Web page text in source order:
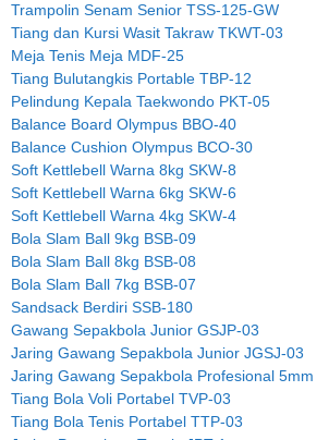
Trampolin Senam Senior TSS-125-GW
Tiang dan Kursi Wasit Takraw TKWT-03
Meja Tenis Meja MDF-25
Tiang Bulutangkis Portable TBP-12
Pelindung Kepala Taekwondo PKT-05
Balance Board Olympus BBO-40
Balance Cushion Olympus BCO-30
Soft Kettlebell Warna 8kg SKW-8
Soft Kettlebell Warna 6kg SKW-6
Soft Kettlebell Warna 4kg SKW-4
Bola Slam Ball 9kg BSB-09
Bola Slam Ball 8kg BSB-08
Bola Slam Ball 7kg BSB-07
Sandsack Berdiri SSB-180
Gawang Sepakbola Junior GSJP-03
Jaring Gawang Sepakbola Junior JGSJ-03
Jaring Gawang Sepakbola Profesional 5mm
Tiang Bola Voli Portabel TVP-03
Tiang Bola Tenis Portabel TTP-03